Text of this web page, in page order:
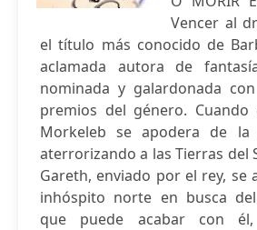
Vencer al
el título más conocido de
aclamada autora de
nominada y galardonada
premios del género.
Morkeleb se apodera de la
aterrorizando a las Tierras del
Gareth, enviado por el rey, se
inhóspito norte en busca
que puede acabar con él,